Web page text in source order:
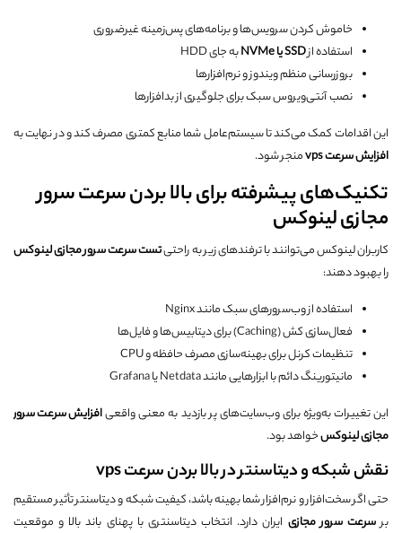
خاموش کردن سرویس‌ها و برنامه‌های پس‌زمینه غیرضروری
استفاده ازSSDیا
به جای HDD
بروزرسانی منظم ویندوز و نرم‌افزارها
نصب آنتی‌ویروس سبک برای جلوگیری از بدافزارها
این اقدامات کمک می‌کند تا سیستم‌عامل شما منابع کمتری مصرف کند و در نهایت به
افزایش سرعت
منجر شود.
تکنیک‌های پیشرفته برای بالا بردن سرعت سرور
مجازی لینوکس
کاربران لینوکس می‌توانند با ترفندهای زیر به راحتیتست سرعت سرور مجازی لینوکس
را بهبود دهند:
استفاده از وب‌سرورهای سبک مانند Nginx
فعال‌سازی کش (Caching) برای دیتابیس‌ها و فایل‌ها
تنظیمات کرنل برای بهینه‌سازی مصرف حافظه و CPU
مانیتورینگ دائم با ابزارهایی مانند Netdata یا Grafana
این تغییرات به‌ویژه برای وب‌سایت‌های پر بازدید به معنی واقعیافزایش سرعت سرور
مجازی لینوکسخواهد بود.
نقش شبکه و دیتاسنتر در بالا بردن سرعت vps
حتی اگر سخت‌افزار و نرم‌افزار شما بهینه باشد، کیفیت شبکه و دیتاسنتر تأثیر مستقیم
برسرعت سرور مجازی ایران دارد. انتخاب دیتاسنتری با پهنای باند بالا و موقعیت